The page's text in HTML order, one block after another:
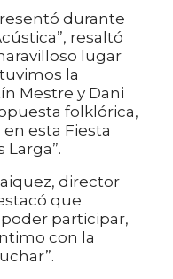
durante
resaltó
lugar
la
Mestre y Dani
folklórica,
esta Fiesta
Larga”.
director
que
participar,
con la